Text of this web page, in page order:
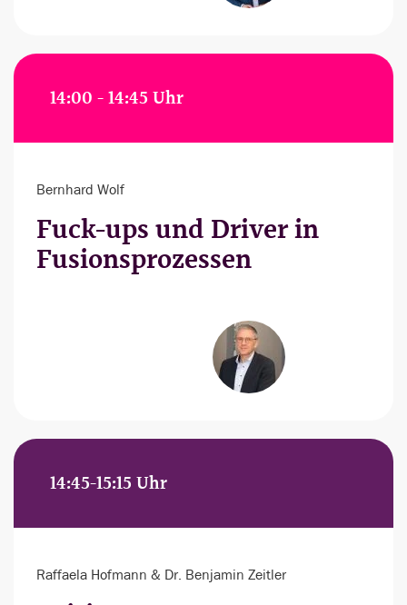
14:00 - 14:45 Uhr
Bernhard Wolf
Fuck-ups und Driver in
Fusionsprozessen
14:45-15:15 Uhr
Raffaela Hofmann & Dr. Benjamin Zeitler